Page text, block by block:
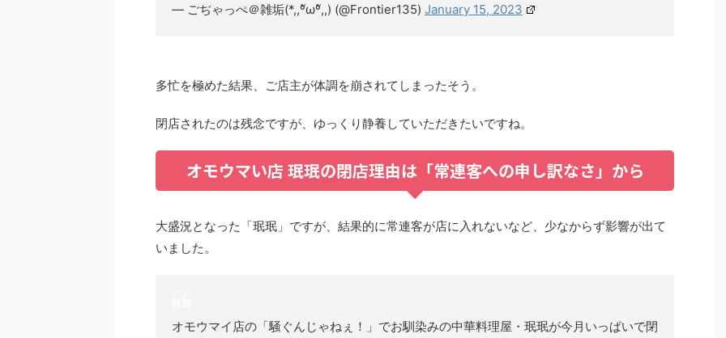
— ごぢゃっぺ＠雑垢(*,,ºัωºั,,) (@Frontier135) January 15, 2023
多忙を極めた結果、ご店主が体調を崩されてしまったそう。
閉店されたのは残念ですが、ゆっくり静養していただきたいですね。
オモウマい店 珉珉の閉店理由は「常連客への申し訳なさ」から
大盛況となった「珉珉」ですが、結果的に常連客が店に入れないなど、少なからず影響が出て
いました。
オモウマイ店の「騒ぐんじゃねぇ！」でお馴染みの中華料理屋・珉珉が今月いっぱいで閉